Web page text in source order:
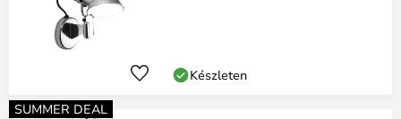
Készleten
SUMMER DEAL